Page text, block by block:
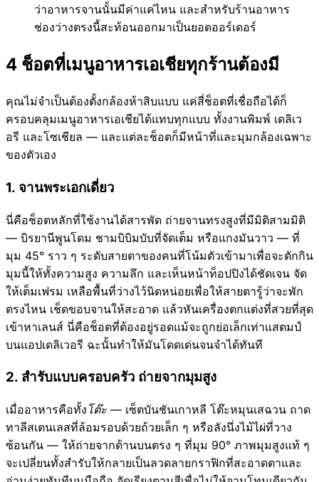
ว่าอาหารจานนั้นมีค่าแค่ไหน และสำหรับร้านอาหาร
ช่องว่างตรงนี้สะท้อนออกมาเป็นยอดออร์เดอร์
4 ช็อตที่เมนูอาหารเอเชียทุกร้านต้องมี
คุณไม่จำเป็นต้องตั้งกล้องห้าสิบแบบ แค่สี่ช็อตที่เชื่อถือได้ก็
ครอบคลุมเมนูอาหารเอเชียได้แทบทุกแบบ ทั้งงานพิมพ์ เดลิเว
อรี และโซเชียล — และแต่ละช็อตก็มีหน้าที่และมุมกล้องเฉพาะ
ของตัวเอง
1. จานพระเอกเดี่ยว
นี่คือช็อตหลักที่ใช้งานได้สารพัด ถ่ายจานทรงสูงที่มีมิติสามมิติ
— บิรยานีพูนโดม ชามบิบิมบับที่จัดเต็ม หรือแกงมันวาว — ที่
มุม 45° ราว ๆ ระดับสายตาของคนที่โน้มตัวเข้ามาเพื่อจะตักกิน
มุมนี้ให้ทั้งความสูง ความลึก และเห็นหน้าท็อปปิงได้ชัดเจน จัด
ให้เต็มเฟรม เหลือพื้นที่ว่างไว้นิดหน่อยเพื่อให้สายตารู้ว่าจะพัก
ตรงไหน เช็ดขอบจานให้สะอาด แล้วหันเครื่องตกแต่งที่สวยที่สุด
เข้าหาเลนส์ นี่คือช็อตที่ต้องอยู่รอดแม้จะถูกย่อเล็กเท่าแสตมป์
บนแอปเดลิเวอรี ฉะนั้นทำให้มันโดดเด่นจนจำได้ทันที
2. สำรับแบบครอบครัว ถ่ายจากมุมสูง
เมื่ออาหารคือทั้ง โต๊ะ — เซ็ตบันชันเกาหลี โต๊ะหมุนเสฉวน ถาด
ทาลีสเตนเลสที่ล้อมรอบด้วยถ้วยเล็ก ๆ หรือลังนึ่งไม้ไผ่ที่วาง
ซ้อนกัน — ให้ถ่ายจากด้านบนตรง ๆ ที่มุม 90° ภาพมุมสูงแท้ ๆ
จะเปลี่ยนทั้งสำรับให้กลายเป็นลวดลายกราฟิกที่สะอาดตาและ